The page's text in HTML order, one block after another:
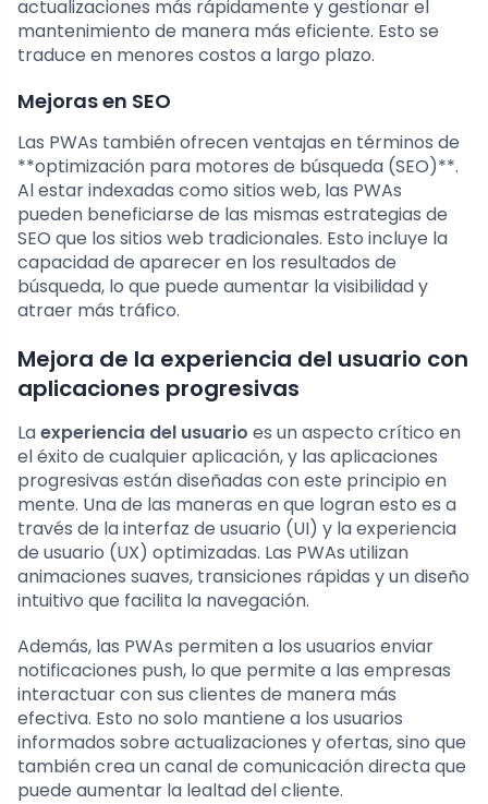
actualizaciones más rápidamente y gestionar el
mantenimiento de manera más eficiente. Esto se
traduce en menores costos a largo plazo.
Mejoras en SEO
Las PWAs también ofrecen ventajas en términos de
**optimización para motores de búsqueda (SEO)**.
Al estar indexadas como sitios web, las PWAs
pueden beneficiarse de las mismas estrategias de
SEO que los sitios web tradicionales. Esto incluye la
capacidad de aparecer en los resultados de
búsqueda, lo que puede aumentar la visibilidad y
atraer más tráfico.
Mejora de la experiencia del usuario con
aplicaciones progresivas
Laexperiencia del usuario es un aspecto crítico en
el éxito de cualquier aplicación, y las aplicaciones
progresivas están diseñadas con este principio en
mente. Una de las maneras en que logran esto es a
través de la interfaz de usuario (UI) y la experiencia
de usuario (UX) optimizadas. Las PWAs utilizan
animaciones suaves, transiciones rápidas y un diseño
intuitivo que facilita la navegación.
Además, las PWAs permiten a los usuarios enviar
notificaciones push, lo que permite a las empresas
interactuar con sus clientes de manera más
efectiva. Esto no solo mantiene a los usuarios
informados sobre actualizaciones y ofertas, sino que
también crea un canal de comunicación directa que
puede aumentar la lealtad del cliente.